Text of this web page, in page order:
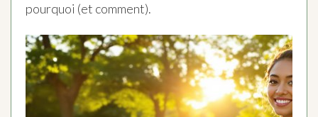
pourquoi (et comment).